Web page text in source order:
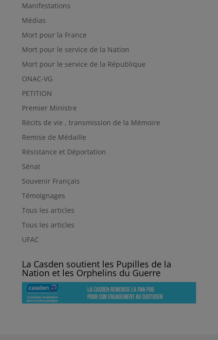
Manifestations
Médias
Mort pour la France
Mort pour le service de la Nation
Mort pour le service de la République
ONAC-VG
PETITION
Premier Ministre
Récits de vie , transmission de la Mémoire
Remise de Médaille
Résistance et Déportation
Sénat
Souvenir Français
Témoignages
Tous les articles
Tous les articles
UFAC
La Casden soutient les Pupilles de la
Nation et les Orphelins du Guerre